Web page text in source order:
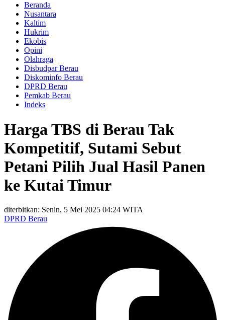
Beranda
Nusantara
Kaltim
Hukrim
Ekobis
Opini
Olahraga
Disbudpar Berau
Diskominfo Berau
DPRD Berau
Pemkab Berau
Indeks
Harga TBS di Berau Tak
Kompetitif, Sutami Sebut
Petani Pilih Jual Hasil Panen
ke Kutai Timur
diterbitkan: Senin, 5 Mei 2025 04:24 WITA
DPRD Berau